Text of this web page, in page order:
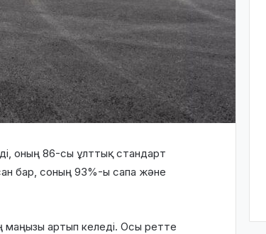
оның 86-сы ұлттық стандарт
бар, соның 93%-ы сапа және
маңызы артып келеді. Осы ретте